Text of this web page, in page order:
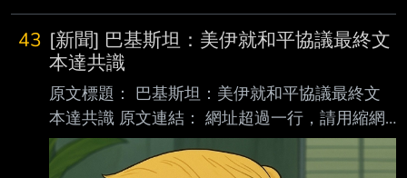
43 [新聞] 巴基斯坦：美伊就和平協議最終文
本達共識
原文標題： 巴基斯坦：美伊就和平協議最終文
本達共識 原文連結： 網址超過一行，請用縮網
址，連結不能點擊者板規 1-2-2 處分。
https://www.epochtimes.com/b5/26/6/12/n147